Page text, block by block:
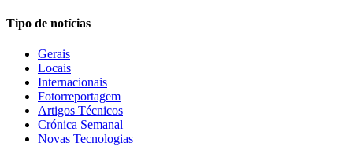
Tipo de notícias
Gerais
Locais
Internacionais
Fotorreportagem
Artigos Técnicos
Crónica Semanal
Novas Tecnologias